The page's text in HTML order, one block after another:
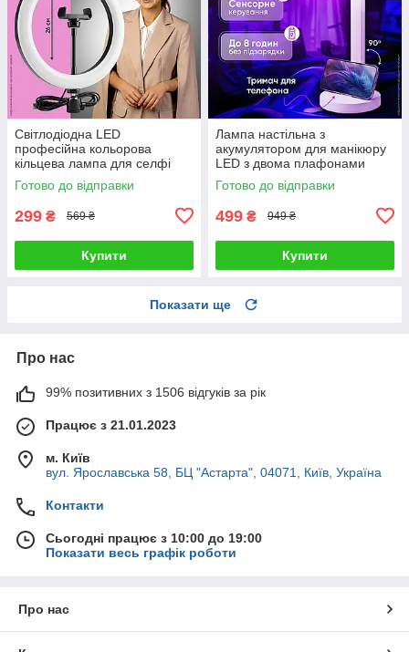
Світлодіодна LED
професійна кольорова
кільцева лампа для селфі
блогерів предметної зйомки
26 см для фото і відео
Готово до відправки
299 ₴ 569 ₴
Купити
Лампа настільна з
акумулятором для манікюру
LED з двома плафонами
підставкою для телефону
сенсорним керуванням 3
Готово до відправки
499 ₴ 949 ₴
Купити
Показати ще
Про нас
99% позитивних з 1506 відгуків за рік
Працює з 21.01.2023
м. Київ
вул. Ярославська 58, БЦ "Астарта", 04071, Київ, Україна
Контакти
Сьогодні працює з 10:00 до 19:00
Показати весь графік роботи
Про нас